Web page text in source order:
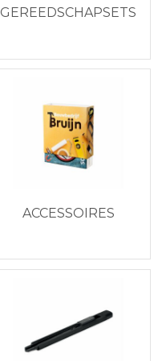
GEREEDSCHAPSETS
ACCESSOIRES